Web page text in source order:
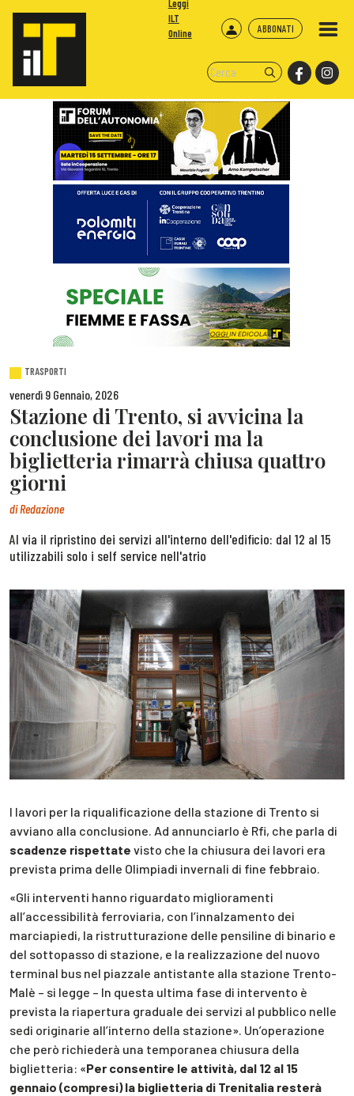
ABBONATI
Leggi
ILT
Online
TRASPORTI
venerdì 9 Gennaio, 2026
Stazione di Trento, si avvicina la
conclusione dei lavori ma la
biglietteria rimarrà chiusa quattro
giorni
diRedazione
Al via il ripristino dei servizi all'interno dell'edificio: dal 12 al 15
utilizzabili solo i self service nell'atrio
I lavori per la riqualificazione della stazione di Trento si
avviano alla conclusione. Ad annunciarlo è Rfi, che parla di
scadenze rispettate visto che la chiusura dei lavori era
prevista prima delle Olimpiadi invernali di fine febbraio.
«Gli interventi hanno riguardato miglioramenti
all’accessibilità ferroviaria, con l’innalzamento dei
marciapiedi, la ristrutturazione delle pensiline di binario e
del sottopasso di stazione, e la realizzazione del nuovo
terminal bus nel piazzale antistante alla stazione Trento-
Malè – si legge – In questa ultima fase di intervento è
prevista la riapertura graduale dei servizi al pubblico nelle
sedi originarie all’interno della stazione». Un’operazione
che però richiederà una temporanea chiusura della
biglietteria: «Per consentire le attività, dal 12 al 15
gennaio (compresi) la biglietteria di Trenitalia resterà